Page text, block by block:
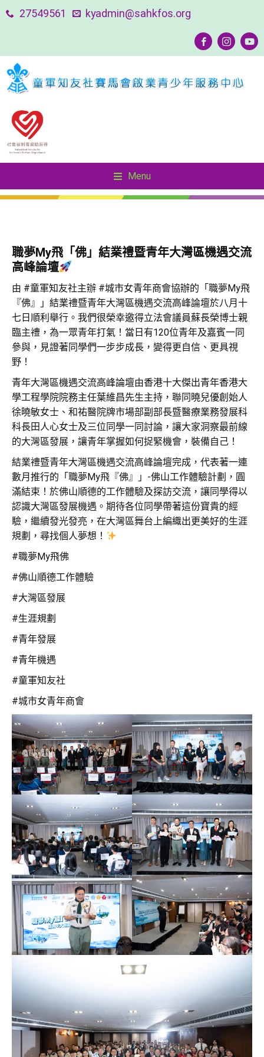
27549561 kyadmin@sahkfos.org
Menu
Menu
職夢My飛「佛」結業禮暨青年大灣區機遇交流
高峰論壇
由 #童軍知友社主辦 #城市女青年商會協辦的「職夢My飛
『佛』」結業禮暨青年大灣區機遇交流高峰論壇於八月十
七日順利舉行。我們很榮幸邀得立法會議員蘇長榮博士親
臨主禮，為一眾青年打氣！當日有120位青年及嘉賓一同
參與，見證著同學們一步步成長，變得更自信、更具視
野！
青年大灣區機遇交流高峰論壇由香港十大傑出青年香港大
學工程學院院務主任葉維昌先生主持，聯同曉兒優創始人
徐曉敏女士、和祐醫院牌市場部副部長暨醫療業務發展科
科長田人心女士及三位同學一同討論，讓大家洞察最前線
的大灣區發展，讓青年掌握如何捉緊機會，裝備自己！
結業禮暨青年大灣區機遇交流高峰論壇完成，代表著一連
數月推行的「職夢My飛『佛』」-佛山工作體驗計劃，圓
滿結束！於佛山順德的工作體驗及探訪交流，讓同學得以
認識大灣區發展機遇。期待各位同學帶著這份寶貴的經
驗，繼續發光發亮，在大灣區舞台上編織出更美好的生涯
規劃，尋找個人夢想！
#職夢My飛佛
#佛山順德工作體驗
#大灣區發展
#生涯規劃
#青年發展
#青年機遇
#童軍知友社
#城市女青年商會